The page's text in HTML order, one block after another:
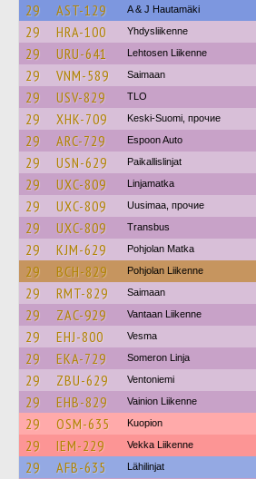
29 AST-129 A & J Hautamäki
29 HRA-100 Yhdysliikenne
29 URU-641 Lehtosen Liikenne
29 VNM-589 Saimaan
29 USV-829 TLO
29 XHK-709 Keski-Suomi, прочие
29 ARC-729 Espoon Auto
29 USN-629 Paikallislinjat
29 UXC-809 Linjamatka
29 UXC-809 Uusimaa, прочие
29 UXC-809 Transbus
29 KJM-629 Pohjolan Matka
29 BCH-829 Pohjolan Liikenne
29 RMT-829 Saimaan
29 ZAC-929 Vantaan Liikenne
29 EHJ-800 Vesma
29 EKA-729 Someron Linja
29 ZBU-629 Ventoniemi
29 EHB-829 Vainion Liikenne
29 OSM-635 Kuopion
29 IEM-229 Vekka Liikenne
29 AFB-635 Lähilinjat